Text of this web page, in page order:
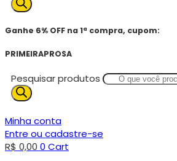
Ganhe 6% OFF na 1ª compra, cupom:
PRIMEIRAPROSA
Pesquisar produtos
Minha conta
Entre ou cadastre-se
R$ 0,00 0 Cart